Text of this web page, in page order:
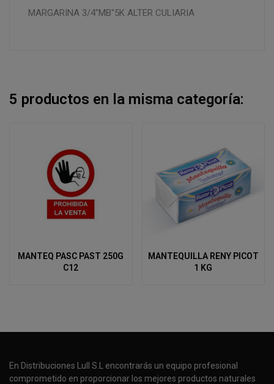
MARGARINA 3/4"MB"5K ALTER CULIARIA
5 productos en la misma categoría:
MANTEQ PASC PAST 250G
C12
MANTEQUILLA RENY PICOT
1 KG
En Distribuciones Lull S.L encontrarás un equipo profesional
comprometido en proporcionar los mejores productos naturales